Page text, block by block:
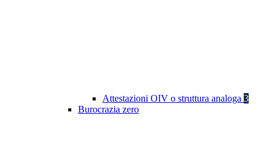
Attestazioni OIV o struttura analoga 3
Burocrazia zero